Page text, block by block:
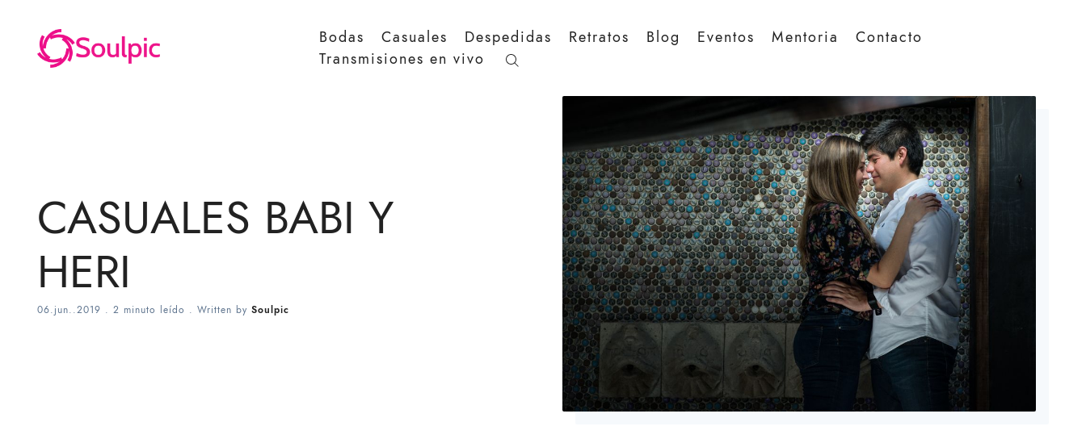
Bodas Casuales Despedidas Retratos Blog Eventos Mentoria
Contacto
Transmisiones en vivo
CASUALES BABI Y
HERI
06.jun..2019 . 2 minuto leído . Written by Soulpic